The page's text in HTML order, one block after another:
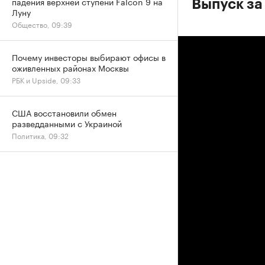
Выпуск
Луну
Общество, 09:39
Почему инвесторы выбирают офисы в
оживленных районах Москвы
РБК и Upside, 09:33
США восстановили обмен
разведданными с Украиной
Политика, 09:32